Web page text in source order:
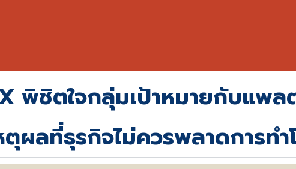
พิชิตใจกลุ่มเป้าหมายกับแพ
ตุผลที่ธุรกิจไม่ควรพลาดการ